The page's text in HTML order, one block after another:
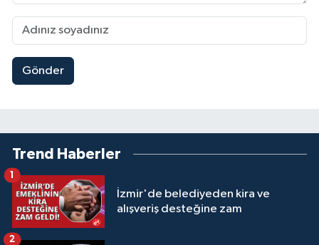
Gönder
Trend Haberler
İzmir'de belediyeden kira ve
alışveriş desteğine zam
1
2